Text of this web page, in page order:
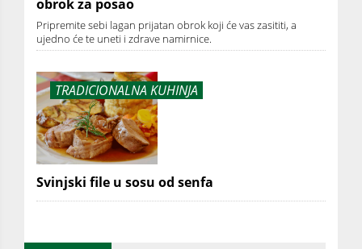
obrok za posao
Pripremite sebi lagan prijatan obrok koji će vas zasititi, a
ujedno će te uneti i zdrave namirnice.
TRADICIONALNA KUHINJA
Svinjski file u sosu od senfa